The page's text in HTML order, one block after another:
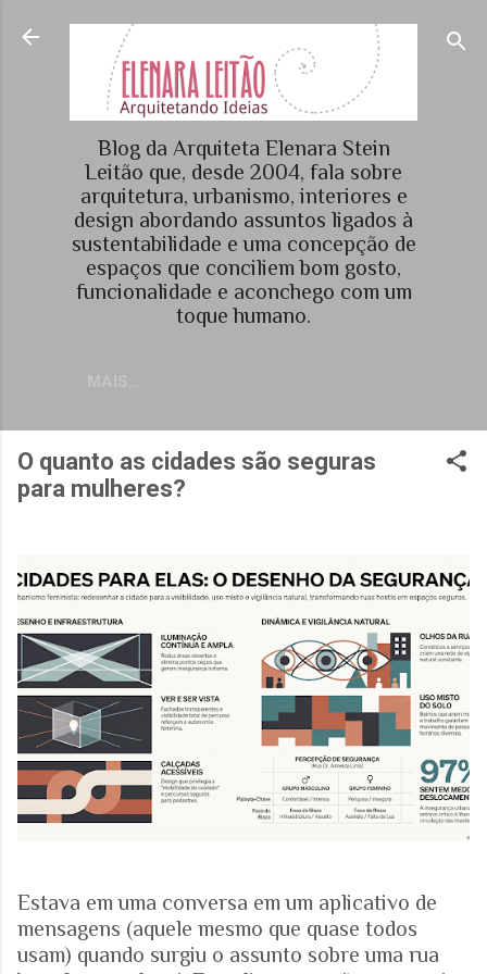
Pular para o conteúdo principal
Blog da Arquiteta Elenara Stein
Leitão que, desde 2004, fala sobre
arquitetura, urbanismo, interiores e
design abordando assuntos ligados à
sustentabilidade e uma concepção de
espaços que conciliem bom gosto,
funcionalidade e aconchego com um
toque humano.
O quanto as cidades são seguras
para mulheres?
Estava em uma conversa em um aplicativo de
mensagens (aquele mesmo que quase todos
usam) quando surgiu o assunto sobre uma rua